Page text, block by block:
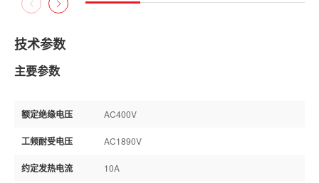
技术参数
主要参数
额定绝缘电压 AC400V
工频耐受电压 AC1890V
约定发热电流 10A